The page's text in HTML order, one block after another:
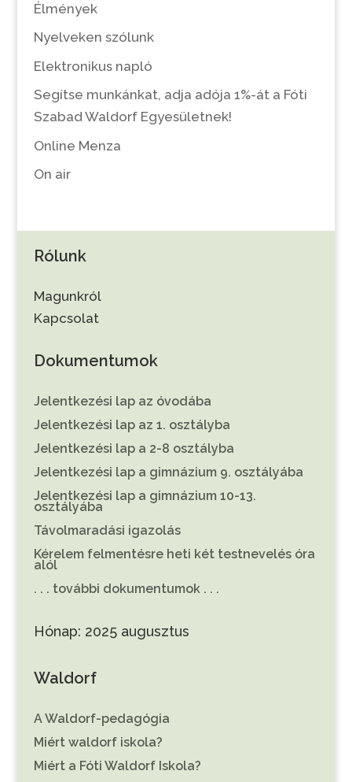
Élmények
Nyelveken szólunk
Elektronikus napló
Segítse munkánkat, adja adója 1%-át a Fóti
Szabad Waldorf Egyesületnek!
Online Menza
On air
Rólunk
Magunkról
Kapcsolat
Dokumentumok
Jelentkezési lap az óvodába
Jelentkezési lap az 1. osztályba
Jelentkezési lap a 2-8 osztályba
Jelentkezési lap a gimnázium 9. osztályába
Jelentkezési lap a gimnázium 10-13.
osztályába
Távolmaradási igazolás
Kérelem felmentésre heti két testnevelés óra
alól
. . . további dokumentumok . . .
Hónap: 2025 augusztus
Waldorf
A Waldorf-pedagógia
Miért waldorf iskola?
Miért a Fóti Waldorf Iskola?